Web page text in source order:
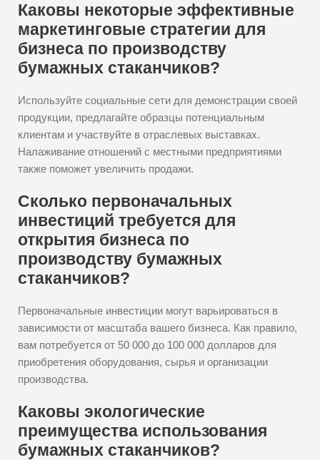
Каковы некоторые эффективные
маркетинговые стратегии для
бизнеса по производству
бумажных стаканчиков?
Используйте социальные сети для демонстрации своей
продукции, предлагайте образцы потенциальным
клиентам и участвуйте в отраслевых выставках.
Налаживание отношений с местными предприятиями
также поможет увеличить продажи.
Сколько первоначальных
инвестиций требуется для
открытия бизнеса по
производству бумажных
стаканчиков?
Первоначальные инвестиции могут варьироваться в
зависимости от масштаба вашего бизнеса. Как правило,
вам потребуется от 50 000 до 100 000 долларов для
приобретения оборудования, сырья и организации
производства.
Каковы экологические
преимущества использования
бумажных стаканчиков?